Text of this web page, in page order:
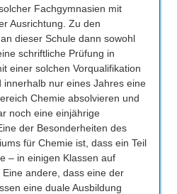
Fachgymnasien mit
Ausrichtung. Zu den
dieser Schule dann sowohl
schriftliche Prüfung in
einer solchen Vorqualifikation
nur eines Jahres eine
Chemie absolvieren und
noch eine einjährige
der Besonderheiten des
für Chemie ist, dass ein Teil
– in einigen Klassen auf
andere, dass eine der
eine duale Ausbildung